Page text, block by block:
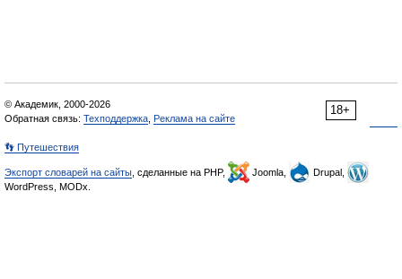
18+
© Академик, 2000-2026
Обратная связь: Техподдержка Реклама на сайте
👣 Путешествия
Экспорт словарей на сайты , сделанные на PHP, Joomla,
Drupal,
WordPress, MODx.